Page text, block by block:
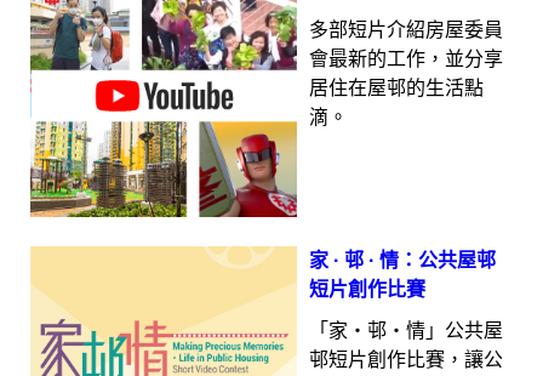
多部短片介紹房屋委員
會最新的工作，並分享
居住在屋邨的生活點
滴。
家 · 邨 · 情：公共屋邨
短片創作比賽
「家‧邨‧情」公共屋
邨短片創作比賽，讓公